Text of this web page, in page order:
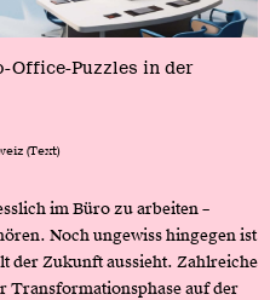
Office-Puzzles in der
(Text)
im Büro zu arbeiten –
Noch ungewiss hingegen ist
der Zukunft aussieht. Zahlreiche
Transformationsphase auf der